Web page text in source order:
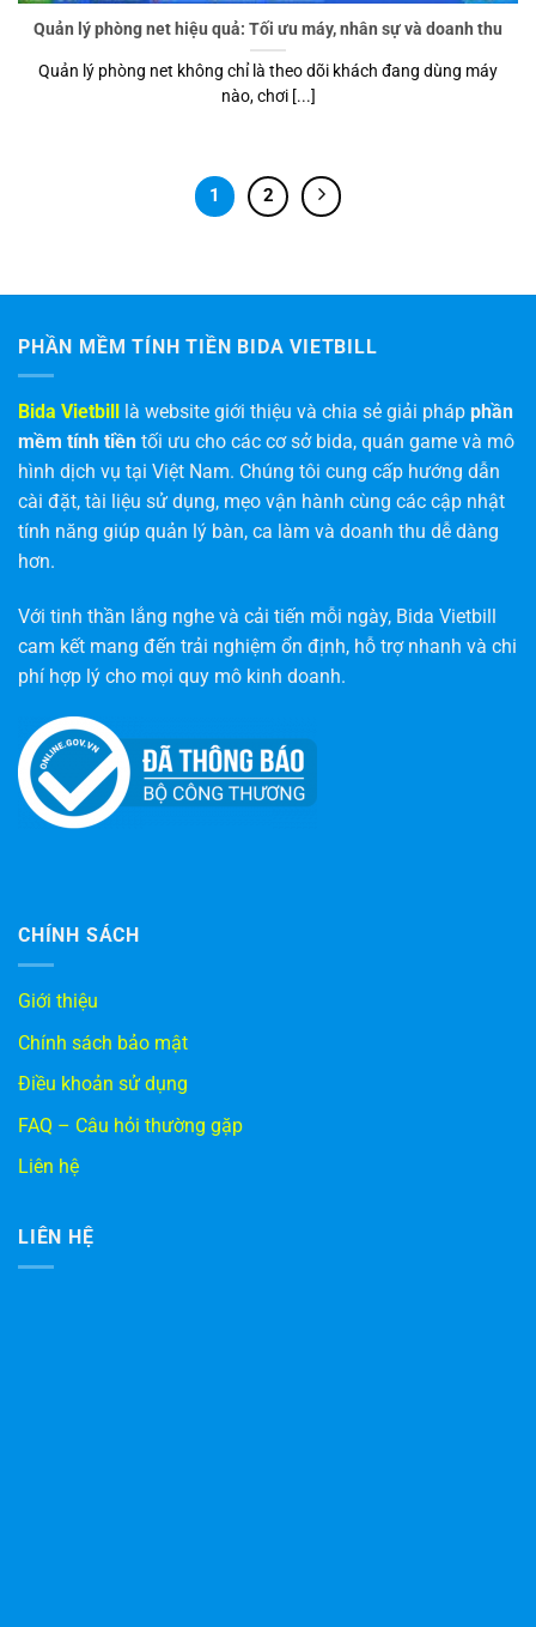
Quản lý phòng net hiệu quả: Tối ưu máy, nhân sự và doanh thu
Quản lý phòng net không chỉ là theo dõi khách đang dùng máy
nào, chơi [...]
1 2
PHẦN MỀM TÍNH TIỀN BIDA VIETBILL
Bida Vietbill là website giới thiệu và chia sẻ giải pháp phần
mềm tính tiền tối ưu cho các cơ sở bida, quán game và mô
hình dịch vụ tại Việt Nam. Chúng tôi cung cấp hướng dẫn
cài đặt, tài liệu sử dụng, mẹo vận hành cùng các cập nhật
tính năng giúp quản lý bàn, ca làm và doanh thu dễ dàng
hơn.
Với tinh thần lắng nghe và cải tiến mỗi ngày, Bida Vietbill
cam kết mang đến trải nghiệm ổn định, hỗ trợ nhanh và chi
phí hợp lý cho mọi quy mô kinh doanh.
CHÍNH SÁCH
Giới thiệu
Chính sách bảo mật
Điều khoản sử dụng
FAQ – Câu hỏi thường gặp
Liên hệ
LIÊN HỆ